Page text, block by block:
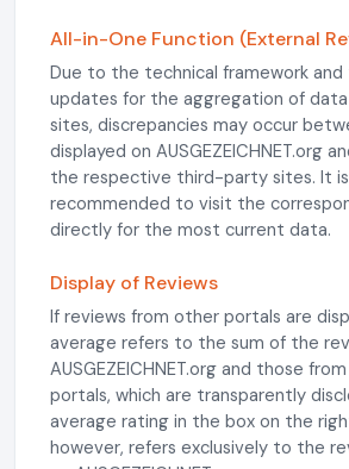
All-in-One Function (External
Due to the technical framework
updates for the aggregation of
sites, discrepancies may occur
displayed on AUSGEZEICHNET.org
the respective third-party sites. It
recommended to visit the
directly for the most current data.
Display of Reviews
If reviews from other portals are
average refers to the sum of the
AUSGEZEICHNET.org and those
portals, which are transparently
average rating in the box on the
however, refers exclusively to the